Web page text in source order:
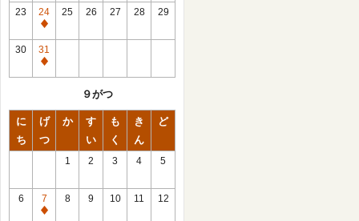
館
日
23
24
休
館
日
25 26 27 28 29
30
31
休
９がつ
に
ち
げ
つ
か
す
い
も
く
き
ん
ど
1 2 3 4 5
6
7
休
8 9 10 11 12